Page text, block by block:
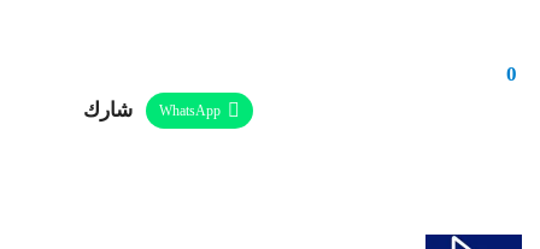
0
شارك
WhatsApp